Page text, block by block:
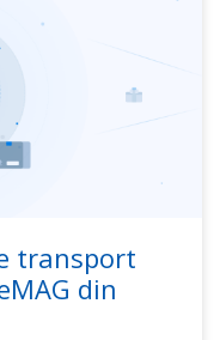
transport
din